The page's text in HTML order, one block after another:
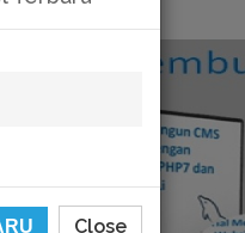
Close